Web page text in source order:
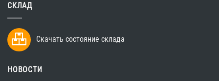
СКЛАД
Скачать состояние склада
НОВОСТИ